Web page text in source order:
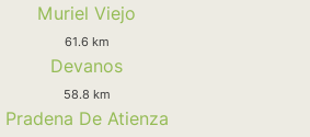
Muriel Viejo
61.6 km
Devanos
58.8 km
Pradena De Atienza